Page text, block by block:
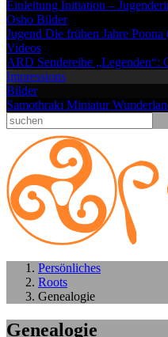
Einleitung Initiation –
Osho Bilder
Jugend Die frühen Jahre Poona
Videos
ARD Sendereihe „Legenden“:
Impressions
Bilder
Samothraki Miniatur
Persönliches
Roots
Genealogie
Genealogie